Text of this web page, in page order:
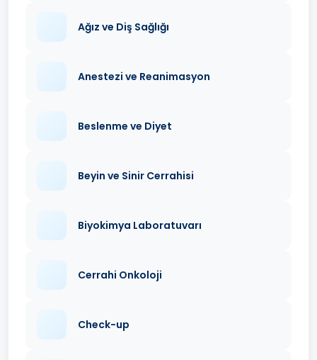
Ağız ve Diş Sağlığı
Anestezi ve Reanimasyon
Beslenme ve Diyet
Beyin ve Sinir Cerrahisi
Biyokimya Laboratuvarı
Cerrahi Onkoloji
Check-up